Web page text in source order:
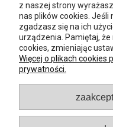
GASTROCAST
z naszej strony
nas plików cookies. Jeśli
zgadzasz się na ich
urządzenia. Pamiętaj,
cookies, zmieniając
Więcej o plikach cookies
prywatności.